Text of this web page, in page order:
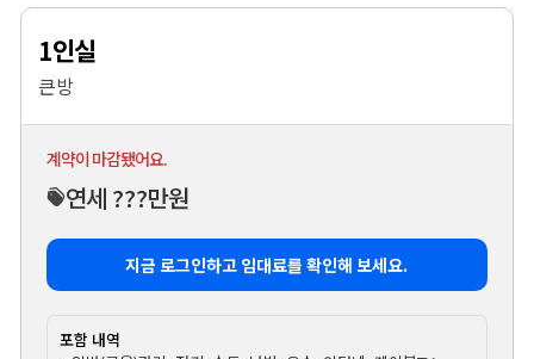
1인실
큰방
계약이 마감됐어요.
연세 ???만원
지금 로그인하고 임대료를 확인해 보세요.
포함 내역